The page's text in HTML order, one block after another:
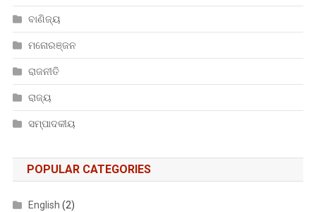
ବାଣିଜ୍ୟ
ମନୋରଞ୍ଜନ
ରାଜନୀତି
ରାଜ୍ୟ
ସମ୍ପାଦକୀୟ
POPULAR CATEGORIES
English (2)